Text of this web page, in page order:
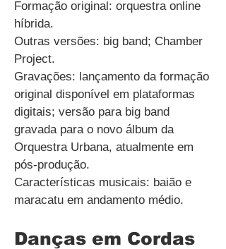
Formação original: orquestra online
híbrida.
Outras versões: big band; Chamber
Project.
Gravações: lançamento da formação
original disponível em plataformas
digitais; versão para big band
gravada para o novo álbum da
Orquestra Urbana, atualmente em
pós-produção.
Características musicais: baião e
maracatu em andamento médio.
Danças em Cordas